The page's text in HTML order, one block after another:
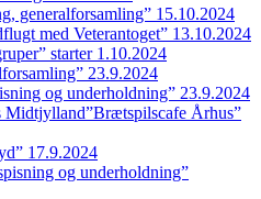
generalforsamling” 15.10.2024
med Veterantoget” 13.10.2024
starter 1.10.2024
23.9.2024
og underholdning” 23.9.2024
Århus”
17.9.2024
og underholdning”